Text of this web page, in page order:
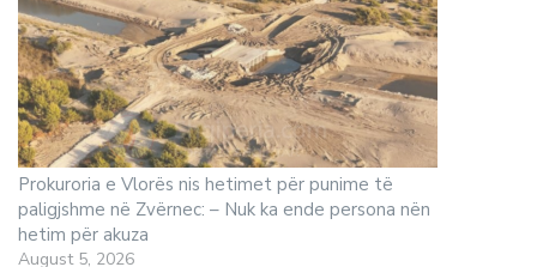
Prokuroria e Vlorës nis hetimet për punime të
paligjshme në Zvërnec: – Nuk ka ende persona nën
hetim për akuza
August 5, 2026